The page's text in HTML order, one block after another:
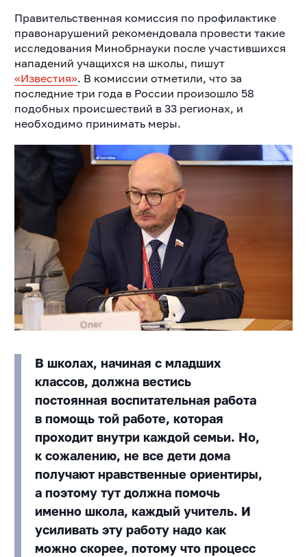
Правительственная комиссия по профилактике
правонарушений рекомендовала провести такие
исследования Минобрнауки после участившихся
нападений учащихся на школы, пишут
«Известия». В комиссии отметили, что за
последние три года в России произошло 58
подобных происшествий в 33 регионах, и
необходимо принимать меры.
В школах, начиная с младших
классов, должна вестись
постоянная воспитательная работа
в помощь той работе, которая
проходит внутри каждой семьи. Но,
к сожалению, не все дети дома
получают нравственные ориентиры,
а поэтому тут должна помочь
именно школа, каждый учитель. И
усиливать эту работу надо как
можно скорее, потому что процесс